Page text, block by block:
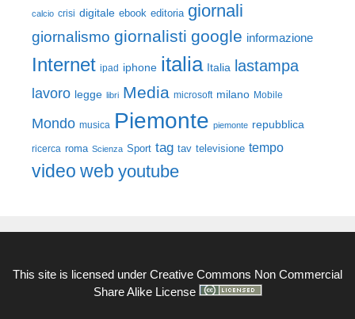
calcio crisi digitale ebook editoria giornali
giornalismo giornalisti google informazione
Internet ipad iphone italia Italia lastampa
lavoro legge libri Media microsoft milano Mobile
Mondo musica Piemonte piemonte repubblica
ricerca roma Scienza Sport tag tav televisione tempo
video web youtube
This site is licensed under Creative Commons Non Commercial
Share Alike License